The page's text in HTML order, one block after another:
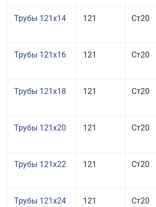
Трубы 121x14 121 Ст20
Трубы 121x16 121 Ст20
Трубы 121x18 121 Ст20
Трубы 121x20 121 Ст20
Трубы 121x22 121 Ст20
Трубы 121x24 121 Ст20